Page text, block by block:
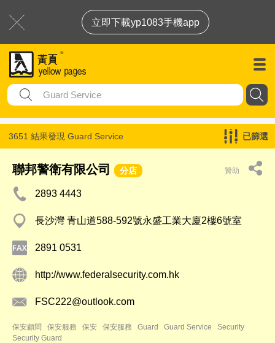
立即下載yp1083手機app
3651 結果發現 Guard Service 已篩選
聯邦警衛有限公司 分店 贊助
2893 4443
長沙灣 青山道588-592號永盛工業大廈2樓6號室
2891 0531
http://www.federalsecurity.com.hk
FSC222@outlook.com
保安顧問 保安服務 保安 保安服務 Guard Guard Service
Security
Security Guard